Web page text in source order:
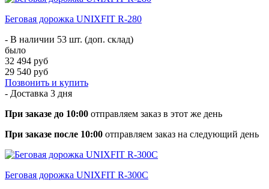
Беговая дорожка UNIXFIT R-280
- В наличии 53 шт. (доп. склад)
было
32 494 руб
29 540 руб
Позвонить и купить
- Доставка 3 дня
При заказе до 10:00 отправляем заказ в этот же день
При заказе после 10:00 отправляем заказ на следующий день
Беговая дорожка UNIXFIT R-300C